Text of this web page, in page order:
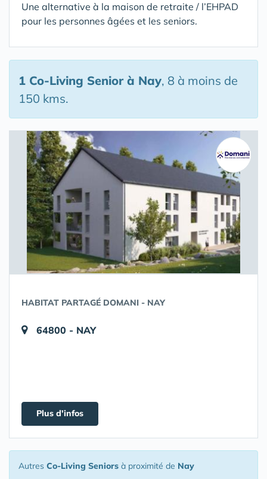
Une alternative à la maison de retraite / l’EHPAD
pour les personnes âgées et les seniors.
1 Co-Living Seniorà Nay, 8 à moins de
150 kms.
HABITAT PARTAGÉ DOMANI - NAY
64800 - NAY
Plus d'infos
Autres Co-Living Seniors à proximité de Nay